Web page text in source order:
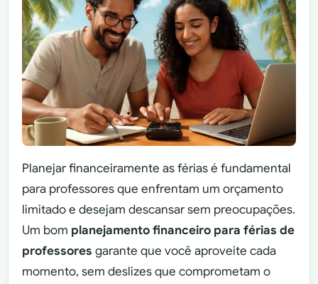
Planejar financeiramente as férias é fundamental
para professores que enfrentam um orçamento
limitado e desejam descansar sem preocupações.
Um bom planejamento financeiro para férias de
professores garante que você aproveite cada
momento, sem deslizes que comprometam o